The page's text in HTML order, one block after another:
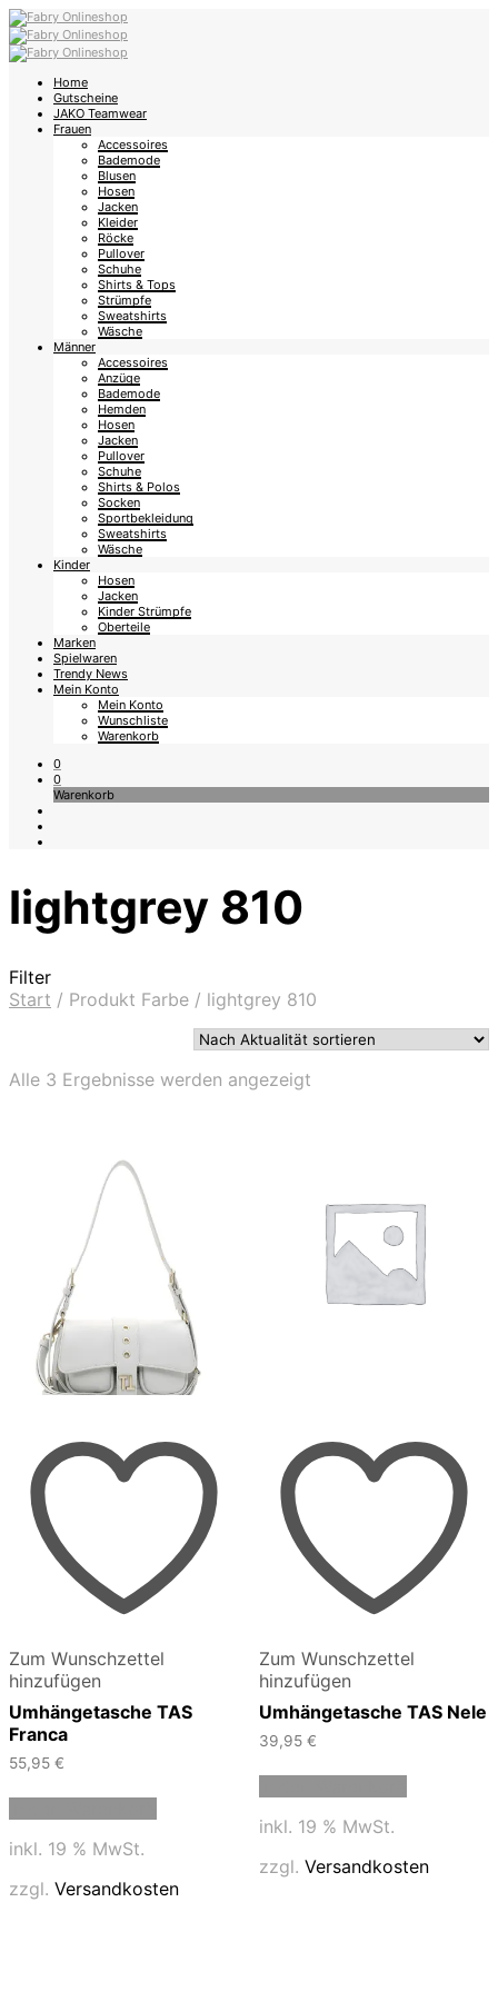
Home
Gutscheine
JAKO Teamwear
Frauen
Accessoires
Bademode
Blusen
Hosen
Jacken
Kleider
Röcke
Pullover
Schuhe
Shirts & Tops
Strümpfe
Sweatshirts
Wäsche
Männer
Accessoires
Anzüge
Bademode
Hemden
Hosen
Jacken
Pullover
Schuhe
Shirts & Polos
Socken
Sportbekleidung
Sweatshirts
Wäsche
Kinder
Hosen
Jacken
Kinder Strümpfe
Oberteile
Marken
Spielwaren
Trendy News
Mein Konto
Mein Konto
Wunschliste
Warenkorb
0
0
Warenkorb
lightgrey 810
Filter
Start / Produkt Farbe / lightgrey 810
Alle 3 Ergebnisse werden angezeigt
Zum Wunschzettel
hinzufügen
Umhängetasche TAS
Franca
55,95 €
inkl. 19 % MwSt.
zzgl. Versandkosten
Zum Wunschzettel
hinzufügen
Umhängetasche TAS Nele
39,95 €
inkl. 19 % MwSt.
zzgl. Versandkosten